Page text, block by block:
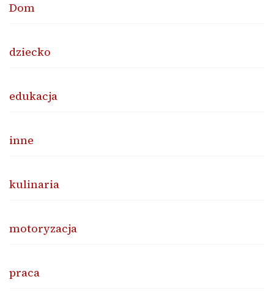
Dom
dziecko
edukacja
inne
kulinaria
motoryzacja
praca